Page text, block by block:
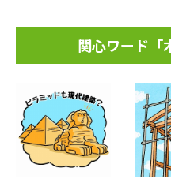
関心ワード「